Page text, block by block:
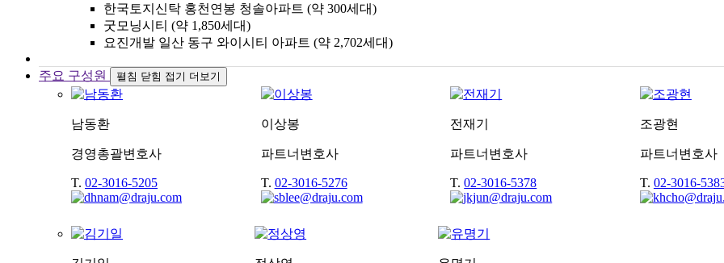
한국토지신탁 홍천연봉 청솔아파트 (약 300세대)
굿모닝시티 (약 1,850세대)
요진개발 일산 동구 와이시티 아파트 (약 2,702세대)
주요 구성원 펼침 닫힘 접기 더보기
남동환
경영총괄변호사
T. 02-3016-5205
이상봉
파트너변호사
T. 02-3016-5276
전재기
파트너변호사
T.02-3016-5378
조광현
파트너변호사
T. 02-3016-